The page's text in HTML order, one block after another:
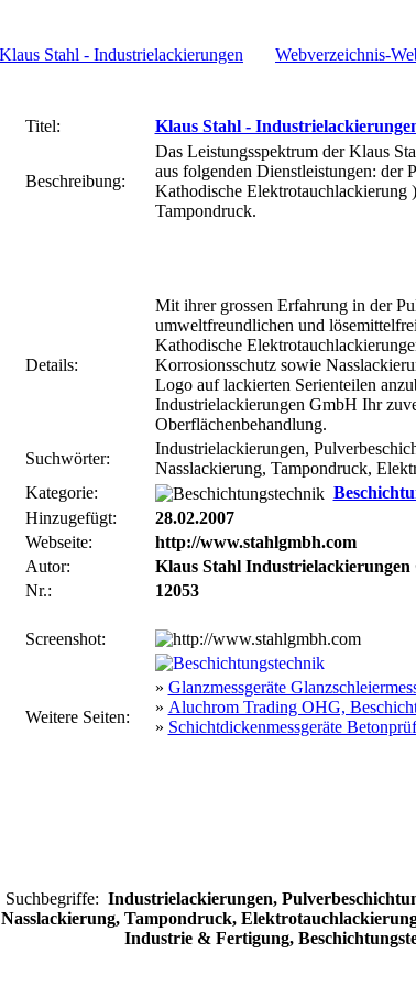
Webverzeichnis-
Titel: Klaus Stahl -
Beschreibung:
Das Leistungsspektrum der Klaus
aus folgenden Dienstleistungen: der
Kathodische Elektrotauchlackierung
Tampondruck.
Details:
Mit ihrer grossen Erfahrung in der
umweltfreundlichen und
Kathodische
Korrosionsschutz sowie
Logo auf lackierten Serienteilen
Industrielackierungen GmbH Ihr
Oberflächenbehandlung.
Suchwörter:
Industrielackierungen,
Nasslackierung, Tampondruck,
Kategorie:
Hinzugefügt:
28.02.2007
Webseite:
http://www.stahlgmbh.com
Autor:
Klaus Stahl Industrielackierungen
Nr.:
12053
Screenshot:
Weitere Seiten:
» Glanzmessgeräte
» Aluchrom Trading OHG,
» Schichtdickenmessgeräte
Suchbegriffe: Industrielackierungen,
Nasslackierung, Tampondruck,
Industrie & Fertigung,